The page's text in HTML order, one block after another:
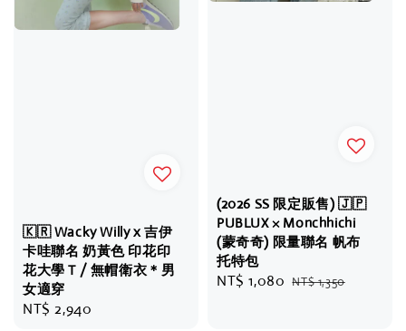
🇰🇷 Wacky Willy x 吉伊
卡哇聯名 奶黃色 印花印
花大學 T / 無帽衛衣＊男
女適穿
Regular
NT$ 2,940
(2026 SS 限定販售) 🇯🇵
PUBLUX × Monchhichi
(蒙奇奇) 限量聯名 帆布
托特包
Sale
NT$ 1,080 Regular
NT$ 1,350